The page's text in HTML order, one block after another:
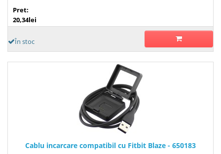
Pret:
20,34lei
În stoc
Cablu incarcare compatibil cu Fitbit Blaze - 650183